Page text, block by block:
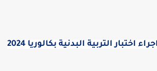
تاريخ اجراء اختبار التربية البدنية بكالوريا 2024